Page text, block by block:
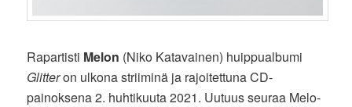
Rapartisti Melon (Niko Katavainen) huippualbumi
Glitteron ulkona striiminä ja rajoitettuna CD-
painoksena 2. huhtikuuta 2021. Uutuus seuraa Melo-